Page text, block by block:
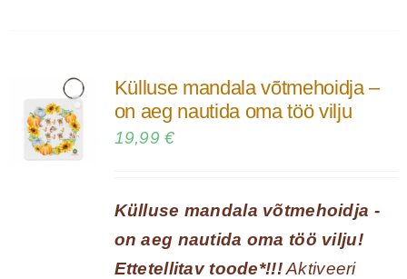
Külluse mandala võtmehoidja –
on aeg nautida oma töö vilju
19,99€
Külluse mandala võtmehoidja -
on aeg nautida oma töö vilju!
Ettetellitav toode*!!!Aktiveeri